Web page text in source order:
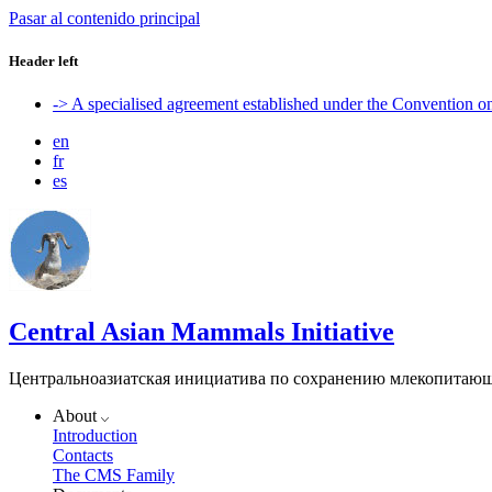
Pasar al contenido principal
Header left
-> A specialised agreement established under the Convention
en
fr
es
Central Asian Mammals Initiative
Центральноазиатская инициатива по сохранению
About
Introduction
Contacts
The CMS Family